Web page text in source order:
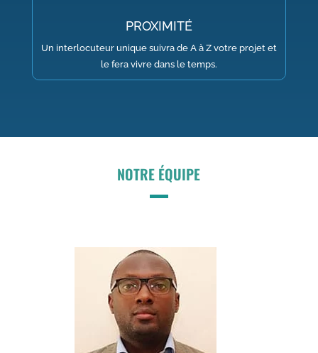
PROXIMITÉ
Un interlocuteur unique suivra de A à Z votre projet et
le fera vivre dans le temps.
NOTRE ÉQUIPE